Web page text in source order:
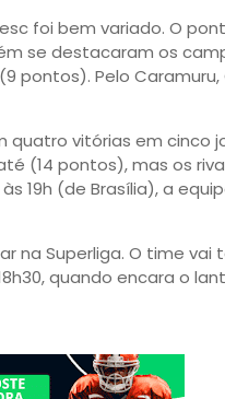
foi bem variado. O
se destacaram os
pontos). Pelo Caramuru,
quatro vitórias em cinco
(14 pontos), mas os
19h (de Brasília), a
na Superliga. O time vai
quando encara o